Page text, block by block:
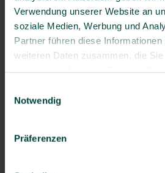
Verwendung unserer Website an
soziale Medien, Werbung und
Partner führen diese
weiteren Daten zusammen, die
Notwendig
Präferenzen
Griechenland
Großbritannien
Irland
Lettland
Luxemburg